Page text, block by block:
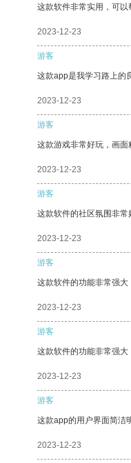
这款软件非常实用，可以
2023-12-23
游客
这款app是我学习路上的
2023-12-23
游客
这款游戏非常好玩，画面
2023-12-23
游客
这款软件的社区氛围非常
2023-12-23
游客
这款软件的功能非常强大
2023-12-23
游客
这款软件的功能非常强大
2023-12-23
游客
这款app的用户界面简洁
2023-12-23